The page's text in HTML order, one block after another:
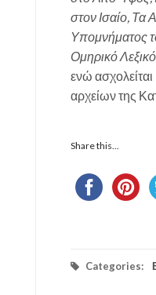
στον Ισαίο,
Υπομνήματος
Ομηρικό
ενώ
αρχείων της
Share this...
Categories: